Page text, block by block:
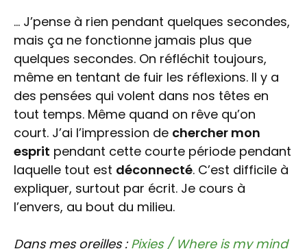
… J’pense à rien pendant quelques secondes,
mais ça ne fonctionne jamais plus que
quelques secondes. On réfléchit toujours,
même en tentant de fuir les réflexions. Il y a
des pensées qui volent dans nos têtes en
tout temps. Même quand on rêve qu’on
court. J’ai l’impression de chercher mon
esprit pendant cette courte période pendant
laquelle tout est déconnecté. C’est difficile à
expliquer, surtout par écrit. Je cours à
l’envers, au bout du milieu.
Dans mes oreilles : Pixies / Where is my mind